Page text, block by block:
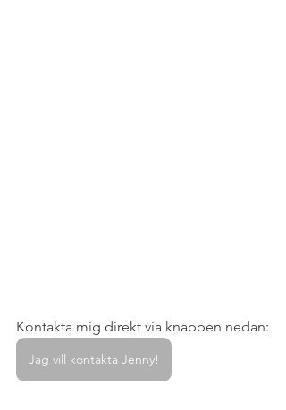
Kontakta mig direkt via knappen nedan:
Jag vill kontakta Jenny!